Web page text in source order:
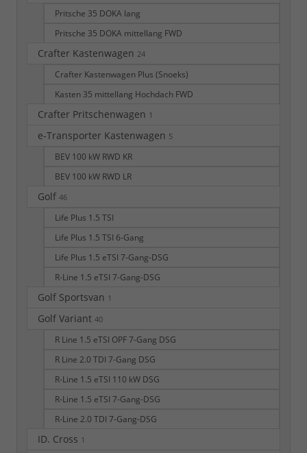
Pritsche 35 DOKA lang
Pritsche 35 DOKA mittellang FWD
Crafter Kastenwagen 24
Crafter Kastenwagen Plus (Snoeks)
Kasten 35 mittellang Hochdach FWD
Crafter Pritschenwagen 1
e-Transporter Kastenwagen 5
BEV 100 kW RWD KR
BEV 100 kW RWD LR
Golf 46
Life Plus 1.5 TSI
Life Plus 1.5 TSI 6-Gang
Life Plus 1.5 eTSI 7-Gang-DSG
R-Line 1.5 eTSI 7-Gang-DSG
Golf Sportsvan 1
Golf Variant 40
R Line 1.5 eTSI OPF 7-Gang DSG
R Line 2.0 TDI 7-Gang DSG
R-Line 1.5 eTSI 110 kW DSG
R-Line 1.5 eTSI 7-Gang-DSG
R-Line 2.0 TDI 7-Gang-DSG
ID. Cross 1